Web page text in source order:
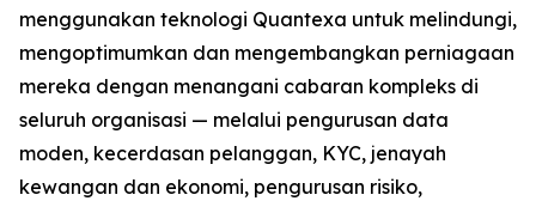
menggunakan teknologi Quantexa untuk melindungi,
mengoptimumkan dan mengembangkan perniagaan
mereka dengan menangani cabaran kompleks di
seluruh organisasi — melalui pengurusan data
moden, kecerdasan pelanggan, KYC, jenayah
kewangan dan ekonomi, pengurusan risiko,